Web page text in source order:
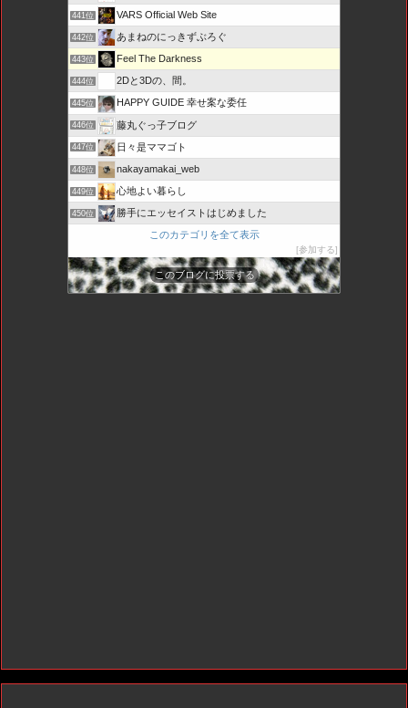
441位 VARS Official Web Site
442位 あまねのにっきずぶろぐ
443位 Feel The Darkness
444位 2Dと3Dの、間。
445位 HAPPY GUIDE 幸せ案な委任
446位 藤丸ぐっ子ブログ
447位 日々是ママゴト
448位 nakayamakai_web
449位 心地よい暮らし
450位
勝手にエッセイストはじめました
このカテゴリを全て表示
参加する
このブログに投票する